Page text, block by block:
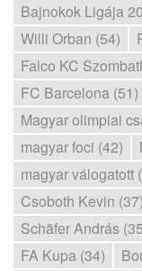
Bajnokok Ligája
Willi Orban (54)
Falco KC
FC Barcelona (51)
Magyar olimpiai
magyar foci (42)
magyar válogatott
Csoboth Kevin (37)
Schäfer András
FA Kupa (34)